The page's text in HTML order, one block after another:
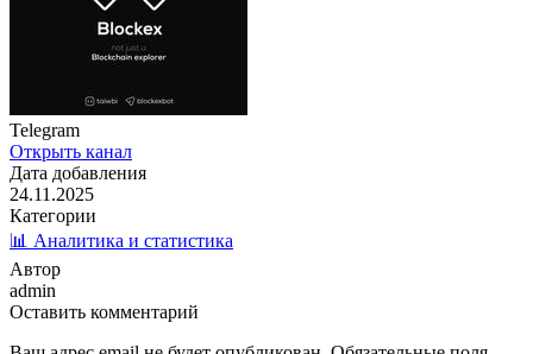
Telegram
Открыть канал
Дата добавления
24.11.2025
Категории
📊 Аналитика и статистика
Автор
admin
Оставить комментарий